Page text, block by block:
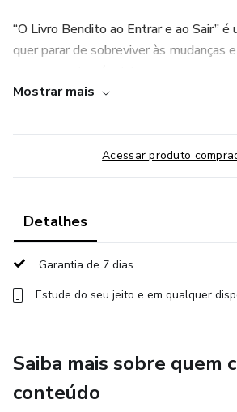
“O Livro Bendito ao Entrar e ao Sair” é
quer parar de sobreviver às mudanças
Domine a postura específica que
invisíveis e conquista corações antes
como quem carrega resposta, não
medo e pressa que sabotam começos
reputação, sem carregar mágoas
próxima estação com impurezas do
corretas preparam entradas maiores e
Mostrar mais
Acessar produto
Detalhes
Garantia de 7 dias
Estude do seu jeito e em qualquer
Saiba mais sobre quem
conteúdo